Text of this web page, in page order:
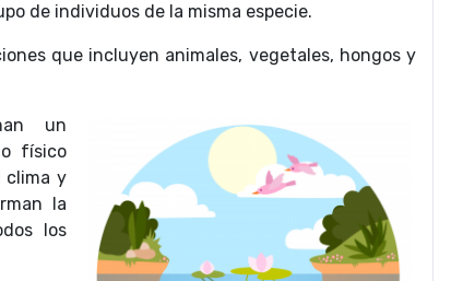
de individuos de la misma especie.
que incluyen animales, vegetales, hongos y
un
físico
clima y
la
los